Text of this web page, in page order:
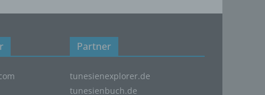
Partner
tunesienexplorer.de
tunesienbuch.de